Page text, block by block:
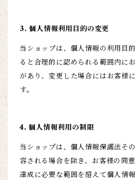
3. 個人情報利用目的の変更
当ショップは、個人情報の利用目
ると合理的に認められる範囲内に
があり、変更した場合にはお客様
す。
4. 個人情報利用の制限
当ショップは、個人情報保護法そ
容される場合を除き、お客様の同
達成に必要な範囲を超えて個人情